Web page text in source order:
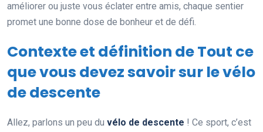
améliorer ou juste vous éclater entre amis, chaque sentier
promet une bonne dose de bonheur et de défi.
Contexte et définition de Tout ce
que vous devez savoir sur le vélo
de descente
Allez, parlons un peu du vélo de descente ! Ce sport, c’est